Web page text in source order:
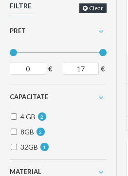
FILTRE Clear
PRET
€ €
CAPACITATE
4 GB 2
8GB 2
32GB 1
MATERIAL